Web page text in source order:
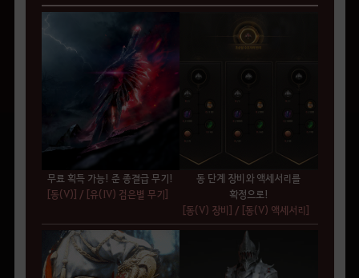
무료 획득 가능! 준 종결급 무기!
[동(V)] / [유(IV) 검은별 무기]
동 단계 장비와 액세서리를
확정으로!
[동(V) 장비] / [동(V) 액세서리]